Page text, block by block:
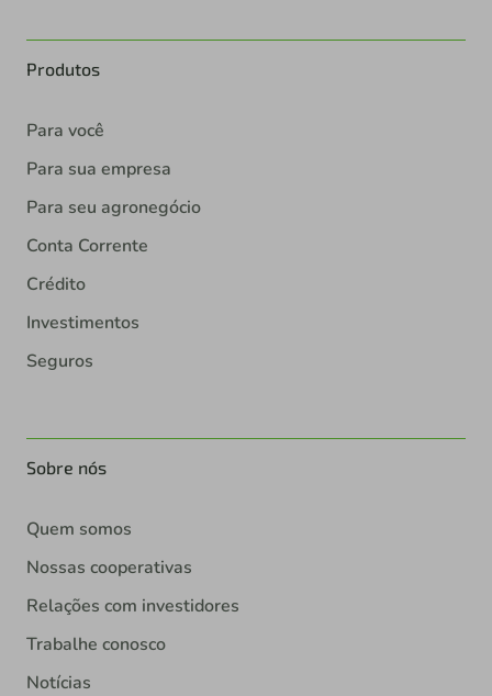
Produtos
Para você
Para sua empresa
Para seu agronegócio
Conta Corrente
Crédito
Investimentos
Seguros
Sobre nós
Quem somos
Nossas cooperativas
Relações com investidores
Trabalhe conosco
Notícias